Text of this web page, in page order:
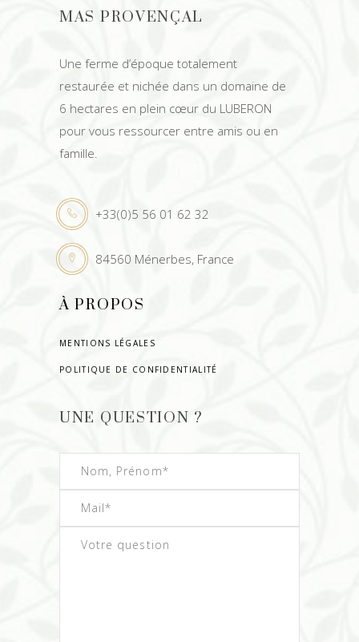
MAS PROVENÇAL
Une ferme d’époque totalement
restaurée et nichée dans un domaine de
6 hectares en plein cœur du LUBERON
pour vous ressourcer entre amis ou en
famille.
+33(0)5 56 01 62 32
84560 Ménerbes, France
À PROPOS
MENTIONS LÉGALES
POLITIQUE DE CONFIDENTIALITÉ
UNE QUESTION ?